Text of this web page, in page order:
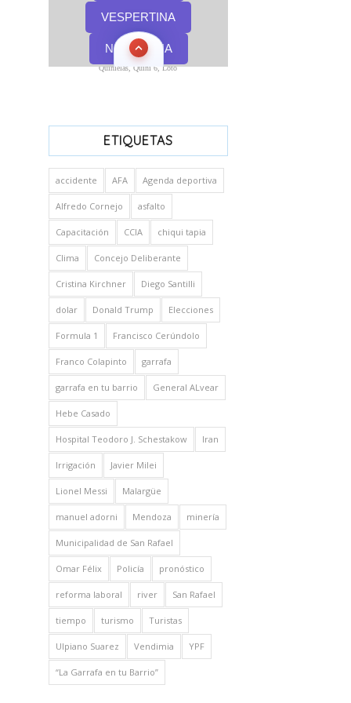
Quinielas, Quini 6, Loto
ETIQUETAS
accidente AFA Agenda deportiva
Alfredo Cornejo asfalto
Capacitación CCIA chiqui tapia
Clima Concejo Deliberante
Cristina Kirchner Diego Santilli
dolar Donald Trump Elecciones
Formula 1 Francisco Cerúndolo
Franco Colapinto garrafa
garrafa en tu barrio General ALvear
Hebe Casado
Hospital Teodoro J. Schestakow Iran
Irrigación Javier Milei
Lionel Messi Malargüe
manuel adorni Mendoza minería
Municipalidad de San Rafael
Omar Félix Policía pronóstico
reforma laboral river San Rafael
tiempo turismo Turistas
Ulpiano Suarez Vendimia YPF
“La Garrafa en tu Barrio”